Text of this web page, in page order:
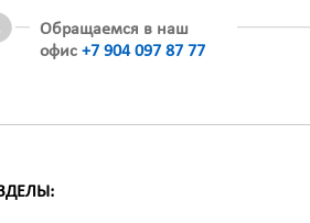
Обращаемся в наш
офис +7 904 097 87 77